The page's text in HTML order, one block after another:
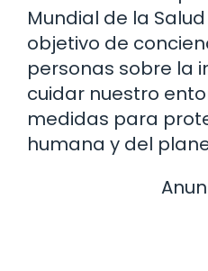
Mundial de la
objetivo de
personas sobre la
cuidar nuestro
medidas para
humana y del